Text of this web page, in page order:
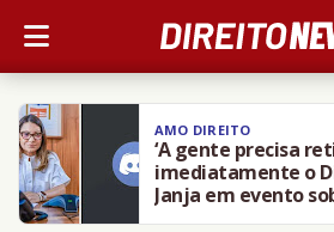
AMO DIREITO
‘A gente precisa
imediatamente o
Janja em evento
contra crianças